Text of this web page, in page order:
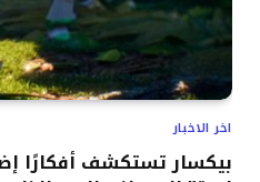
اخر الاخبار
بيكسار تستكشف أفكارًا